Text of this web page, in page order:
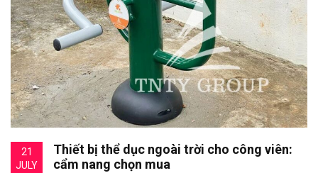
21
JULY
Thiết bị thể dục ngoài trời cho công viên:
cẩm nang chọn mua